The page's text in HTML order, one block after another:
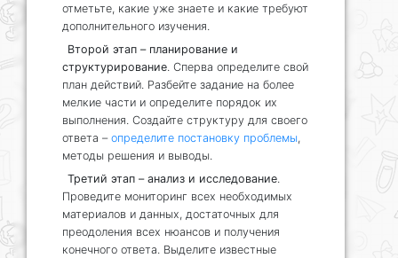
отметьте, какие уже знаете и какие требуют
дополнительного изучения.
Второй этап – планирование и
структурирование . Сперва определите свой
план действий. Разбейте задание на более
мелкие части и определите порядок их
выполнения. Создайте структуру для своего
ответа – определите постановку проблемы,
методы решения и выводы.
Третий этап – анализ и исследование
Проведите мониторинг всех необходимых
материалов и данных, достаточных для
преодоления всех нюансов и получения
конечного ответа. Выделите известные